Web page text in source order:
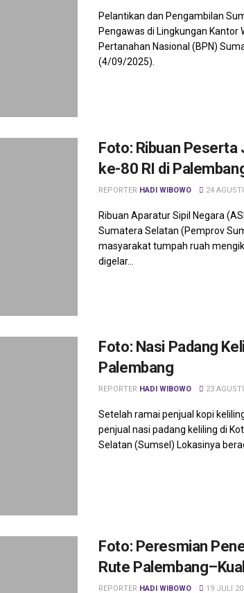
Pelantikan dan Pengambilan
Pengawas di Lingkungan Kantor
Pertanahan Nasional (BPN)
(4/09/2025).
Foto: Ribuan Peserta
ke-80 RI di
REPORTER HADI WIBOWO 24
Ribuan Aparatur Sipil Negara
Sumatera Selatan (Pemprov
masyarakat tumpah ruah
digelar...
Foto: Nasi Padang
Palembang
REPORTER HADI WIBOWO 23
Setelah ramai penjual kopi
penjual nasi padang keliling di
Selatan (Sumsel) Lokasinya
Foto: Peresmian
Rute
REPORTER HADI WIBOWO 19 JULI